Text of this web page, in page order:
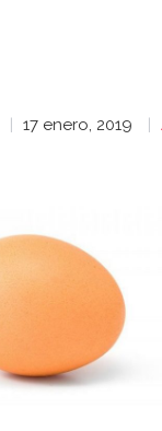
17 enero, 2019